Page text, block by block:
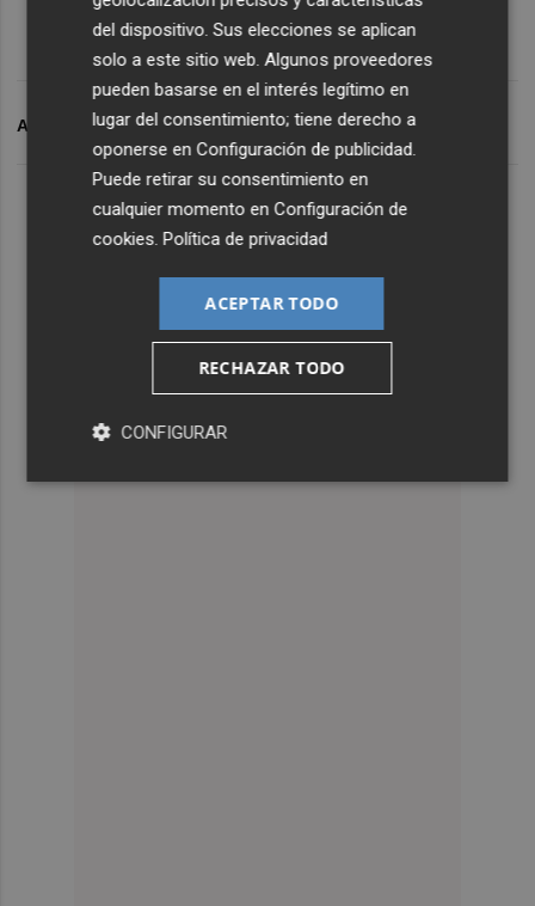
ARCHIVADO EN VILLAR
del dispositivo. Sus elecciones se aplican
solo a este sitio web. Algunos proveedores
pueden basarse en el interés legítimo en
lugar del consentimiento; tiene derecho a
oponerse enConfiguración de publicidad
Puede retirar su consentimiento en
cualquier momento enConfiguración de
cookies .Política de privacidad
ACEPTAR TODO
RECHAZAR TODO
CONFIGURAR